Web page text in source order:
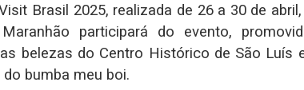
Brasil 2025, realizada de 26 a 30 de
participará do evento,
belezas do Centro Histórico de São Luís
bumba meu boi.